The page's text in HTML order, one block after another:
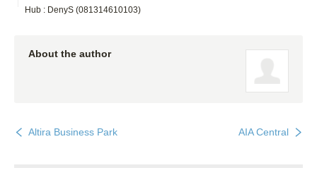
Hub : DenyS (081314610103)
About the author
Altira Business Park AIA Central